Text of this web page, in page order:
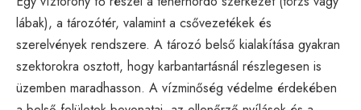
lábak), a tározótér, valamint a csővezetékek és
szerelvények rendszere. A tározó belső kialakítása gyakran
szektorokra osztott, hogy karbantartásnál részlegesen is
üzemben maradhasson. A vízminőség védelme érdekében